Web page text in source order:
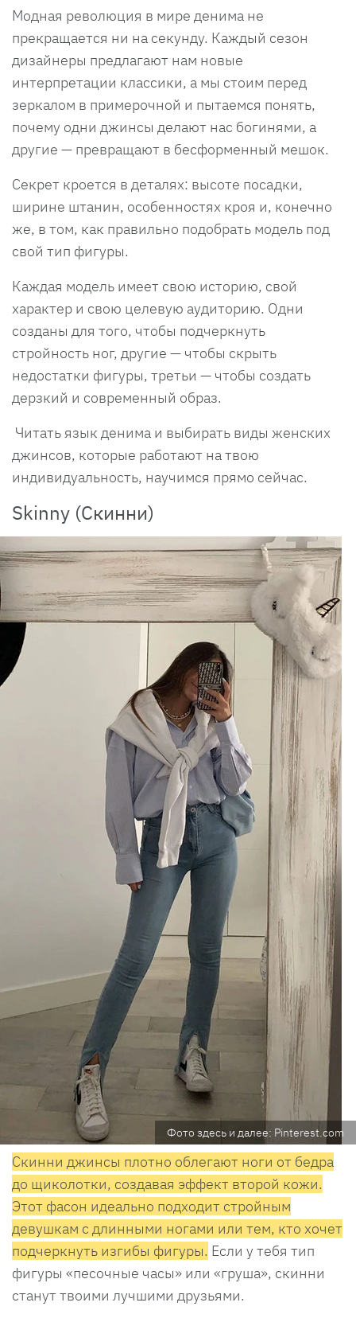
Модная революция в мире денима не
прекращается ни на секунду. Каждый сезон
дизайнеры предлагают нам новые
интерпретации классики, а мы стоим перед
зеркалом в примерочной и пытаемся понять,
почему одни джинсы делают нас богинями, а
другие — превращают в бесформенный мешок.
Секрет кроется в деталях: высоте посадки,
ширине штанин, особенностях кроя и, конечно
же, в том, как правильно подобрать модель под
свой тип фигуры.
Каждая модель имеет свою историю, свой
характер и свою целевую аудиторию. Одни
созданы для того, чтобы подчеркнуть
стройность ног, другие — чтобы скрыть
недостатки фигуры, третьи — чтобы создать
дерзкий и современный образ.
Читать язык денима и выбирать виды женских
джинсов, которые работают на твою
индивидуальность, научимся прямо сейчас.
Skinny (Скинни)
Фото здесь и далее: Pinterest.com
Скинни джинсы плотно облегают ноги от бедра
до щиколотки, создавая эффект второй кожи.
Этот фасон идеально подходит стройным
девушкам с длинными ногами или тем, кто хочет
подчеркнуть изгибы фигуры. Если у тебя тип
фигуры «песочные часы» или «груша», скинни
станут твоими лучшими друзьями.